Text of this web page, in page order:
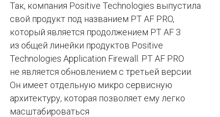
Так, компания Positive Technologies выпустила
свой продукт под названием PT AF PRO,
который является продолжением PT AF 3
из общей линейки продуктов Positive
Technologies Application Firewall. PT AF PRO
не является обновлением с третьей версии.
Он имеет отдельную микро сервисную
архитектуру, которая позволяет ему легко
масштабироваться